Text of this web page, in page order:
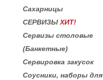
Сахарницы
СЕРВИЗЫ ХИТ!
Сервизы столовые
(Банкетные)
Сервировка закусок
Соусники, наборы для